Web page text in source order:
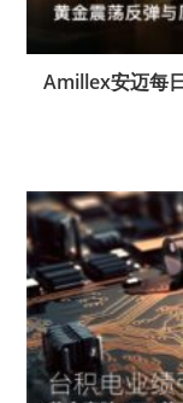
Amillex安迈每